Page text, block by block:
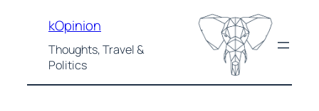
springen
kOpinion
Thoughts, Travel &
Politics